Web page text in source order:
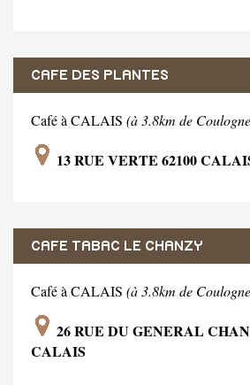
CAFE DES PLANTES
Café à CALAIS (à 3.8km de
13 RUE VERTE 62100
CAFE TABAC LE CHANZY
Café à CALAIS (à 3.8km de
26 RUE DU GENERAL
CALAIS